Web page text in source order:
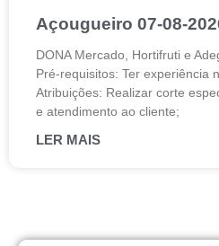
Açougueiro 07-08-
DONA Mercado, Hortifruti e
Pré-requisitos: Ter experiência
Atribuições: Realizar corte
e atendimento ao cliente;
LER MAIS